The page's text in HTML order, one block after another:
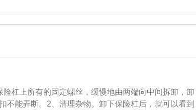
险杠上所有的固定螺丝，缓慢地由两端向中间拆卸，卸
不能弄断。2、清理杂物。卸下保险杠后，就可以看到